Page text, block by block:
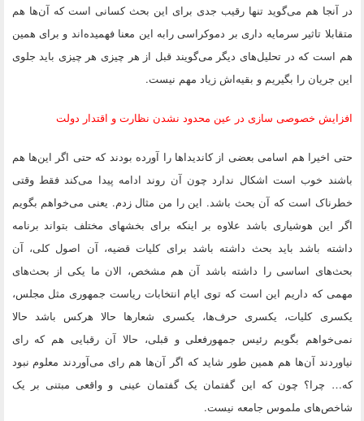
در آنجا هم می‌گوید تنها رقیب جدی برای این بحث کسانی است که آن‌ها هم
متقابلا تاثیر سرمایه داری بر دموکراسی رابه این معنا فهمیده‌اند و برای همین
هم است که در تحلیل‌های دیگر می‌گویند قبل از هر چیزی هر چیزی باید جلوی
این جریان را بگیریم و بقیه‌اش زیاد مهم نیست.
افزایش خصوصی سازی در عین محدود نشدن نظارت و اقتدار دولت
حتی اخیرا هم اسامی بعضی از کاندیدا‌ها را آورده بودند که حتی اگر این‌ها هم
باشند خوب است اشکال ندارد چون آن روند ادامه پیدا می‌کند فقط وقتی
خطرناک است که آن بحث باشد. این را من مثال زدم. یعنی می‌خواهم بگویم
اگر این هوشیاری باشد علاوه بر اینکه برای بخشهای مختلف بتواند برنامه
داشته باشد باید بحث داشته باشد برای کلیات قضیه، آن اصول کلی، آن
بحث‌های اساسی را داشته باشد آن هم مشخص، الان ما یکی از بحث‌های
مهمی که داریم این است که توی ایام انتخابات ریاست جمهوری مثل مجلس،
یکسری کلیات، یکسری حرف‌ها، یکسری شعار‌ها حالا هرکس باشد حالا
نمی‌خواهم بگویم رئیس جمهورفعلی و قبلی، حالا آن رقبایی هم که رای
نیاوردند آن‌ها هم همین طور شاید که اگر آن‌ها هم رای می‌آوردند معلوم نبود
که… چرا؟ چون که این گفتمان یک گفتمان عینی و واقعی مبتنی بر یک
شاخص‌های ملموس جامعه نیست.